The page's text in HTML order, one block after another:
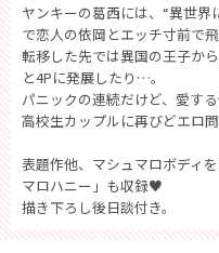
ヤンキーの葛西には、“異世界
で恋人の依岡とエッチ寸前で飛
転移した先では異国の王子か
と4Pに発展したり…。
パニックの連続だけど、愛す
高校生カップルに再びどエロ
表題作他、マシュマロボディ
マロハニー」も収録♥
描き下ろし後日談付き。